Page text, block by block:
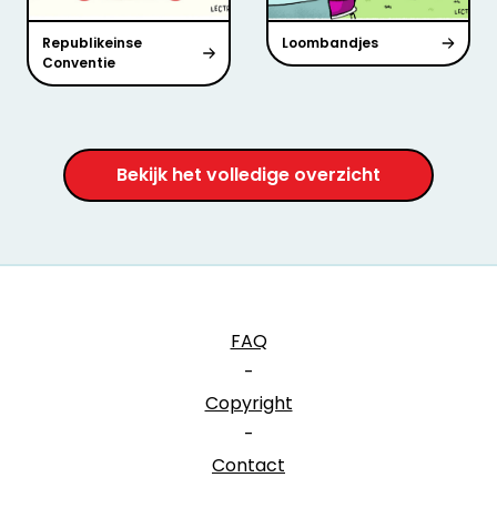
Republikeinse
Conventie
Loombandjes
Bekijk het volledige overzicht
FAQ
-
Copyright
-
Contact